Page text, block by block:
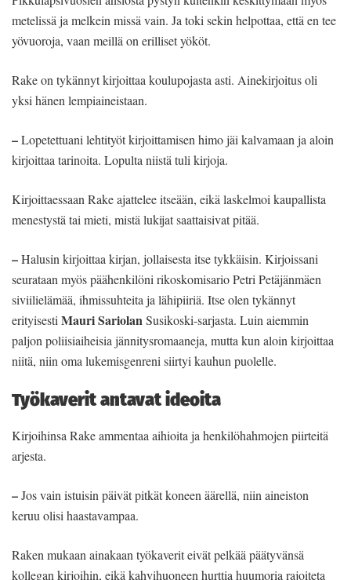
metelissä ja melkein missä vain. Ja toki sekin helpottaa, että en tee
yövuoroja, vaan meillä on erilliset yököt.
Rake on tykännyt kirjoittaa koulupojasta asti. Ainekirjoitus oli
yksi hänen lempiaineistaan.
–Lopetettuani lehtityöt kirjoittamisen himo jäi kalvamaan ja aloin
kirjoittaa tarinoita. Lopulta niistä tuli kirjoja.
Kirjoittaessaan Rake ajattelee itseään, eikä laskelmoi kaupallista
menestystä tai mieti, mistä lukijat saattaisivat pitää.
–Halusin kirjoittaa kirjan, jollaisesta itse tykkäisin. Kirjoissani
seurataan myös päähenkilöni rikoskomisario Petri Petäjänmäen
siviilielämää, ihmissuhteita ja lähipiiriä. Itse olen tykännyt
erityisesti Mauri SariolanSusikoski-sarjasta. Luin aiemmin
paljon poliisiaiheisia jännitysromaaneja, mutta kun aloin kirjoittaa
niitä, niin oma lukemisgenreni siirtyi kauhun puolelle.
Työkaverit antavat ideoita
Kirjoihinsa Rake ammentaa aihioita ja henkilöhahmojen piirteitä
arjesta.
–Jos vain istuisin päivät pitkät koneen äärellä, niin aineiston
keruu olisi haastavampaa.
Raken mukaan ainakaan työkaverit eivät pelkää päätyvänsä
kollegan kirjoihin, eikä kahvihuoneen hurttia huumoria rajoiteta